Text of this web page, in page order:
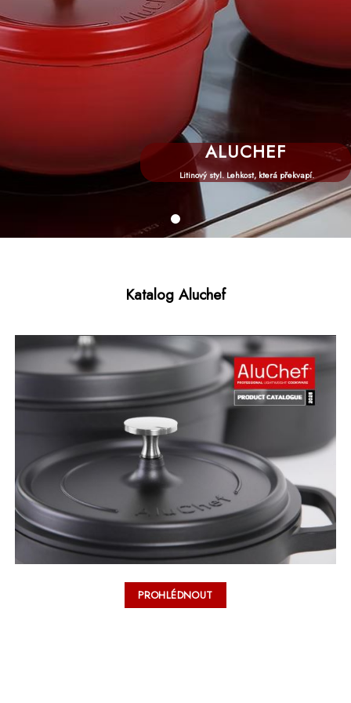
ALUCHEF
Litinový styl. Lehkost, která překvapí.
Katalog Aluchef
PROHLÉDNOUT